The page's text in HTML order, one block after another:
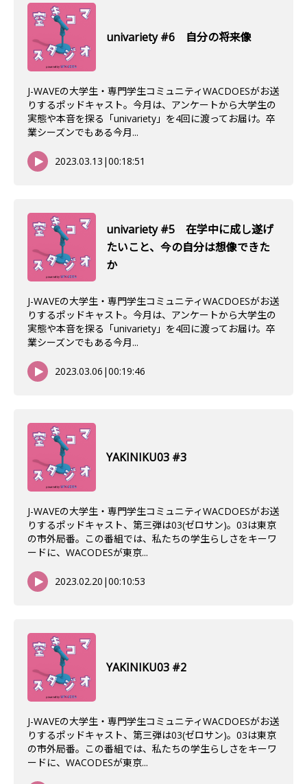
univariety #6 自分の将来像
J-WAVEの大学生・専門学生コミュニティWACDOESがお送
りするポッドキャスト。今月は、アンケートから大学生の
実態や本音を探る「univariety」を4回に渡ってお届け。卒
業シーズンでもある今月...
2023.03.13 |00:18:51
univariety #5 在学中に成し遂げ
たいこと、今の自分は想像できた
か
J-WAVEの大学生・専門学生コミュニティWACDOESがお送
りするポッドキャスト。今月は、アンケートから大学生の
実態や本音を探る「univariety」を4回に渡ってお届け。卒
業シーズンでもある今月...
2023.03.06 |00:19:46
YAKINIKU03 #3
J-WAVEの大学生・専門学生コミュニティWACDOESがお送
りするポッドキャスト、第三弾は03(ゼロサン)。03は東京
の市外局番。この番組では、私たちの学生らしさをキーワ
ードに、WACODESが東京...
2023.02.20 |00:10:53
YAKINIKU03 #2
J-WAVEの大学生・専門学生コミュニティWACDOESがお送
りするポッドキャスト、第三弾は03(ゼロサン)。03は東京
の市外局番。この番組では、私たちの学生らしさをキーワ
ードに、WACODESが東京...